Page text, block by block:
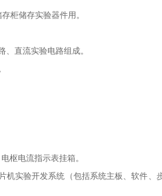
柜储存实验器件用。
、直流实验电路组成。
枢电流指示表挂箱。
机实验开发系统（包括系统主板、软件